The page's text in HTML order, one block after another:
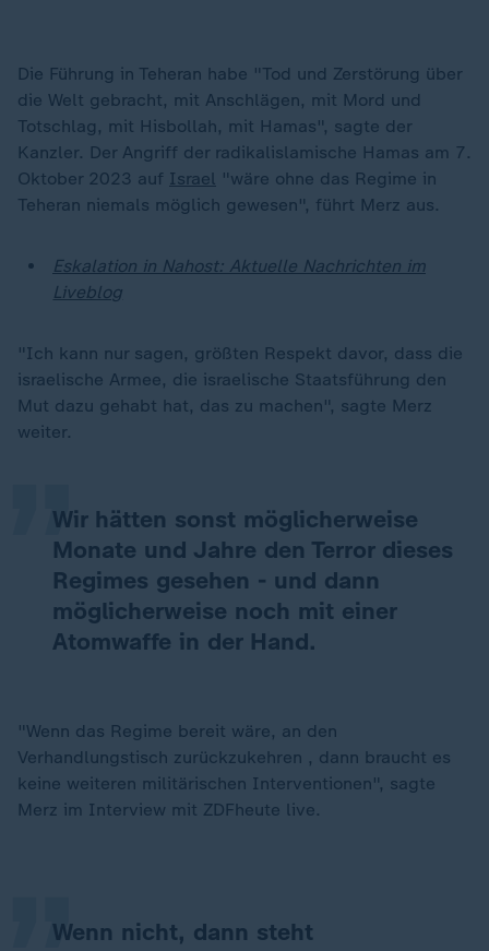
Die Führung in Teheran habe "Tod und Zerstörung über
die Welt gebracht, mit Anschlägen, mit Mord und
Totschlag, mit Hisbollah, mit Hamas", sagte der
Kanzler. Der Angriff der radikalislamische Hamas am 7.
Oktober 2023 auf Israel "wäre ohne das Regime in
Teheran niemals möglich gewesen", führt Merz aus.
Eskalation in Nahost: Aktuelle Nachrichten im
Liveblog
"Ich kann nur sagen, größten Respekt davor, dass die
israelische Armee, die israelische Staatsführung den
Mut dazu gehabt hat, das zu machen", sagte Merz
weiter.
Wir hätten sonst möglicherweise
Monate und Jahre den Terror dieses
Regimes gesehen - und dann
möglicherweise noch mit einer
Atomwaffe in der Hand.
„
"Wenn das Regime bereit wäre, an den
Verhandlungstisch zurückzukehren , dann braucht es
keine weiteren militärischen Interventionen", sagte
Merz im Interview mit ZDFheute live.
Wenn nicht, dann steht
„